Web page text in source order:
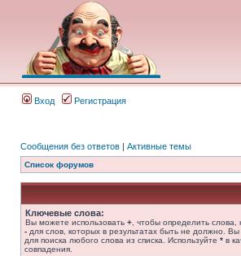
Вход Регистрация
Сообщения без ответов | Активные темы
Список форумов
Ключевые слова:
Вы можете использовать + , чтобы определить
- для слов, которых в результатах быть не должно.
для поиска любого слова из списка. Используйте * в
совпадения.